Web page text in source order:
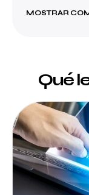
MOSTRAR
Qué